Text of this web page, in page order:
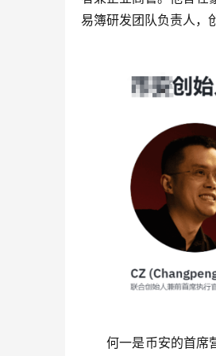
易簿研发团队负责人，
何一是币安的首席